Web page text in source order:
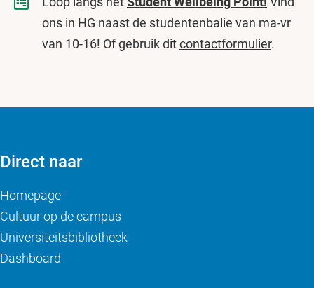
ons in HG naast de studentenbalie van ma-vr
van 10-16! Of gebruik ditcontactformulier.
Direct naar
Homepage
Cultuur op de campus
Universiteitsbibliotheek
Dashboard